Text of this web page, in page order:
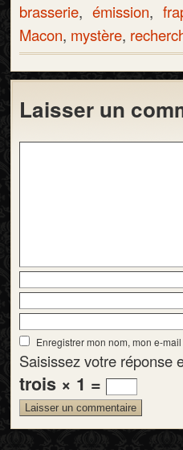
brasserie, émission,
Macon, mystère,
Laisser un
Enregistrer mon nom, mon e-
Saisissez votre réponse
trois × 1 =